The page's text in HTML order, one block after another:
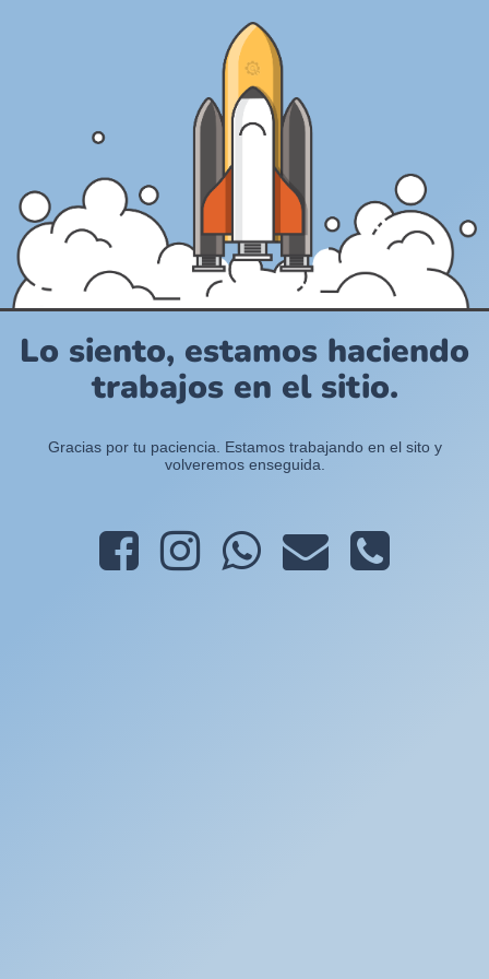
Lo siento, estamos haciendo
trabajos en el sitio.
Gracias por tu paciencia. Estamos trabajando en el sito y
volveremos enseguida.